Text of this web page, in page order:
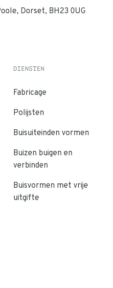
Dorset, BH23 0UG
DIENSTEN
Fabricage
Polijsten
Buisuiteinden vormen
Buizen buigen en
verbinden
Buisvormen met vrije
uitgifte